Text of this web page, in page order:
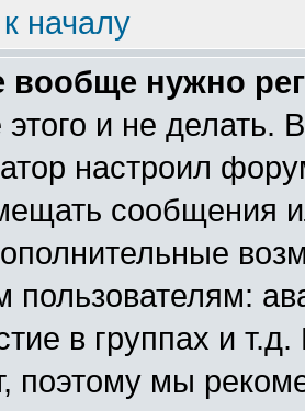
началу
вообще нужно
и не делать.
настроил
сообщения
пользователям:
в группах и
поэтому мы